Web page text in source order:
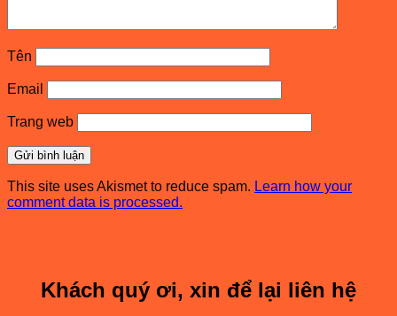
Tên
Email
Trang web
This site uses Akismet to reduce spam. Learn how your
comment data is processed.
Khách quý ơi, xin để lại liên hệ